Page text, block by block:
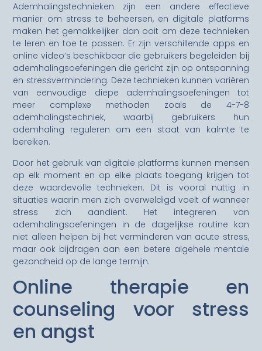
Ademhalingstechnieken zijn een andere effectieve
manier om stress te beheersen, en digitale platforms
maken het gemakkelijker dan ooit om deze technieken
te leren en toe te passen. Er zijn verschillende apps en
online video’s beschikbaar die gebruikers begeleiden bij
ademhalingsoefeningen die gericht zijn op ontspanning
en stressvermindering. Deze technieken kunnen variëren
van eenvoudige diepe ademhalingsoefeningen tot
meer complexe methoden zoals de 4-7-8
ademhalingstechniek, waarbij gebruikers hun
ademhaling reguleren om een staat van kalmte te
bereiken.
Door het gebruik van digitale platforms kunnen mensen
op elk moment en op elke plaats toegang krijgen tot
deze waardevolle technieken. Dit is vooral nuttig in
situaties waarin men zich overweldigd voelt of wanneer
stress zich aandient. Het integreren van
ademhalingsoefeningen in de dagelijkse routine kan
niet alleen helpen bij het verminderen van acute stress,
maar ook bijdragen aan een betere algehele mentale
gezondheid op de lange termijn.
Online therapie en
counseling voor stress
en angst